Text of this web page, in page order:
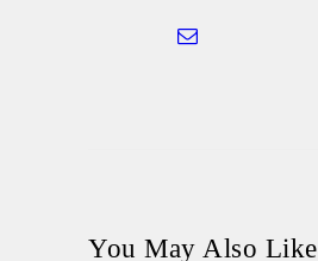
You May Also Like